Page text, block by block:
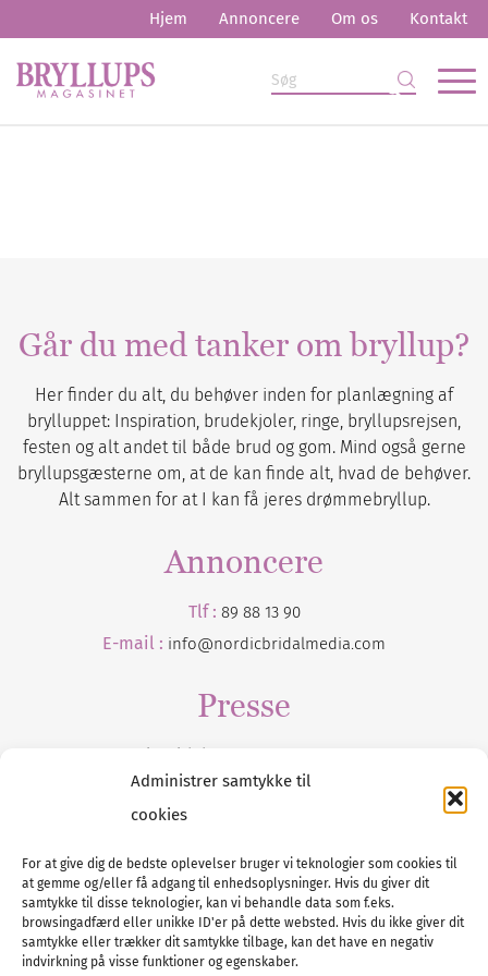
Administrer samtykke til
cookies
For at give dig de bedste oplevelser bruger vi teknologier som cookies til
at gemme og/eller få adgang til enhedsoplysninger. Hvis du giver dit
samtykke til disse teknologier, kan vi behandle data som f.eks.
browsingadfærd eller unikke ID'er på dette websted. Hvis du ikke giver dit
samtykke eller trækker dit samtykke tilbage, kan det have en negativ
indvirkning på visse funktioner og egenskaber.
Hjem Annoncere Om os Kontakt
Går du med tanker om bryllup?
Her finder du alt, du behøver inden for planlægning af
brylluppet: Inspiration, brudekjoler, ringe, bryllupsrejsen,
festen og alt andet til både brud og gom. Mind også gerne
bryllupsgæsterne om, at de kan finde alt, hvad de behøver.
Alt sammen for at I kan få jeres drømmebryllup.
Annoncere
Tlf : 89 88 13 90
E-mail : info@nordicbridalmedia.com
Presse
Tilmeld dig vores
Tel :89 88 13 90
E-post:info@nordicbridalmedia.com
Nordic Bridal Media